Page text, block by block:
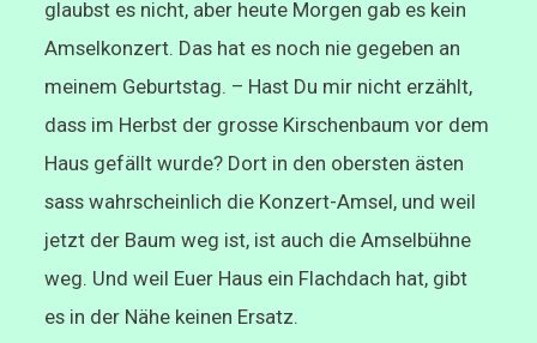
glaubst es nicht, aber heute Morgen gab es kein
Amselkonzert. Das hat es noch nie gegeben an
meinem Geburtstag. – Hast Du mir nicht erzählt,
dass im Herbst der grosse Kirschenbaum vor dem
Haus gefällt wurde? Dort in den obersten ästen
sass wahrscheinlich die Konzert-Amsel, und weil
jetzt der Baum weg ist, ist auch die Amselbühne
weg. Und weil Euer Haus ein Flachdach hat, gibt
es in der Nähe keinen Ersatz.